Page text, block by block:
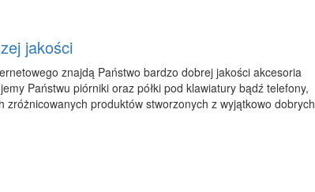
jakości
znajdą Państwo bardzo dobrej jakości akcesoria
Państwu piórniki oraz półki pod klawiatury bądź telefony,
zróżnicowanych produktów stworzonych z wyjątkowo dobrych